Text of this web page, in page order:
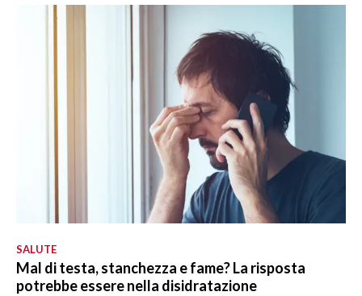
SALUTE
Mal di testa, stanchezza e fame? La risposta
potrebbe essere nella disidratazione